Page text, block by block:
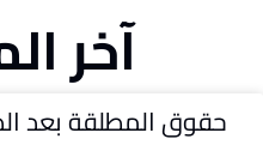
آخر
حقوق المطلقة بعد